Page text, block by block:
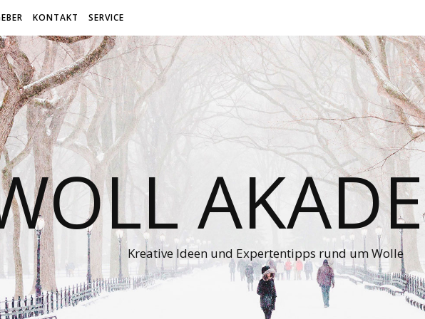
KONTAKT SERVICE
Kreative Ideen und Expertentipps rund um Wolle